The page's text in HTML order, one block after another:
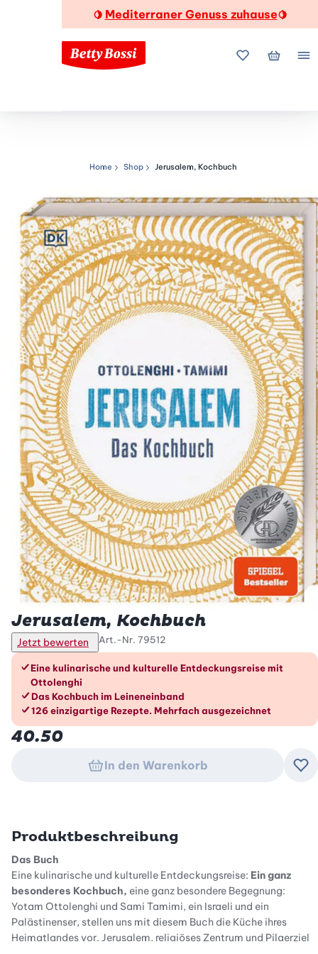
🍋 Mediterraner Genuss zuhause🍋
MeineMein
Navigationspfad
Home Shop Jerusalem, Kochbuch
Jerusalem, Kochbuch
Jetzt bewerten Art.-Nr. 79512
Die Vorteile im Überblick
Eine kulinarische und kulturelle Entdeckungsreise mit
Ottolenghi
Das Kochbuch im Leineneinband
126 einzigartige Rezepte. Mehrfach ausgezeichnet
40.50
In den Warenkorb
Produktbeschreibung
Das Buch
Eine kulinarische und kulturelle Entdeckungsreise: Ein ganz
besonderes Kochbuch, eine ganz besondere Begegnung:
Yotam Ottolenghi und Sami Tamimi, ein Israeli und ein
Palästinenser, stellen uns mit diesem Buch die Küche ihres
Heimatlandes vor. Jerusalem, religiöses Zentrum und Pilgerziel